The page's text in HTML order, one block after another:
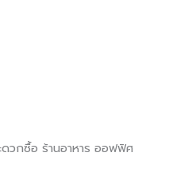
ดวกซื้อ ร้านอาหาร ออฟฟิศ